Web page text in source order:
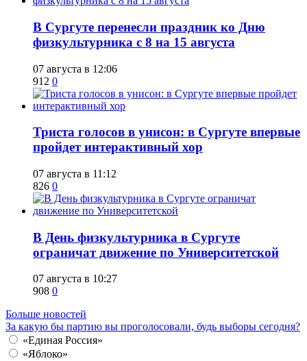
​В Сургуте перенесли праздник ко Дню
физкультурника с 8 на 15 августа
07 августа в 12:06
912 0
​Триста голосов в унисон: в Сургуте впервые
пройдет интерактивный хор
07 августа в 11:12
826 0
​В День физкультурника в Сургуте
ограничат движение по Университетской
07 августа в 10:27
908 0
Больше новостей
За какую бы партию вы проголосовали, будь выборы сегодня?
«Единая Россия»
«Яблоко»